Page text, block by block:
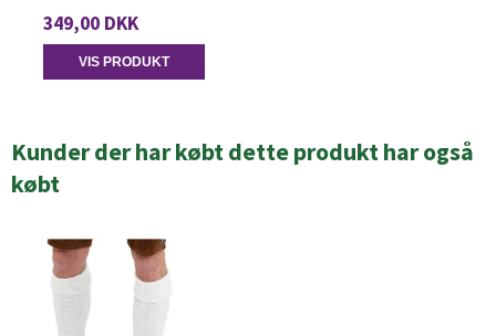
349,00 DKK
VIS PRODUKT
Kunder der har købt dette produkt har også
købt